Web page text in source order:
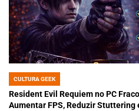
POSTED
IN
CULTURA GEEK
Resident Evil Requiem no PC
Aumentar FPS, Reduzir Stuttering